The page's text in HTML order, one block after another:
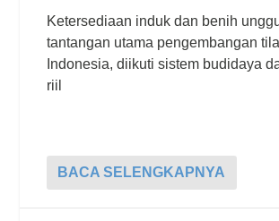
Ketersediaan induk dan benih
tantangan utama pengembangan
Indonesia, diikuti sistem budidaya
riil
BACA SELENGKAPNYA